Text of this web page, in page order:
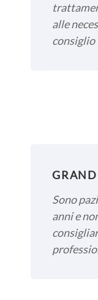
alle
consiglio
Sono
anni e